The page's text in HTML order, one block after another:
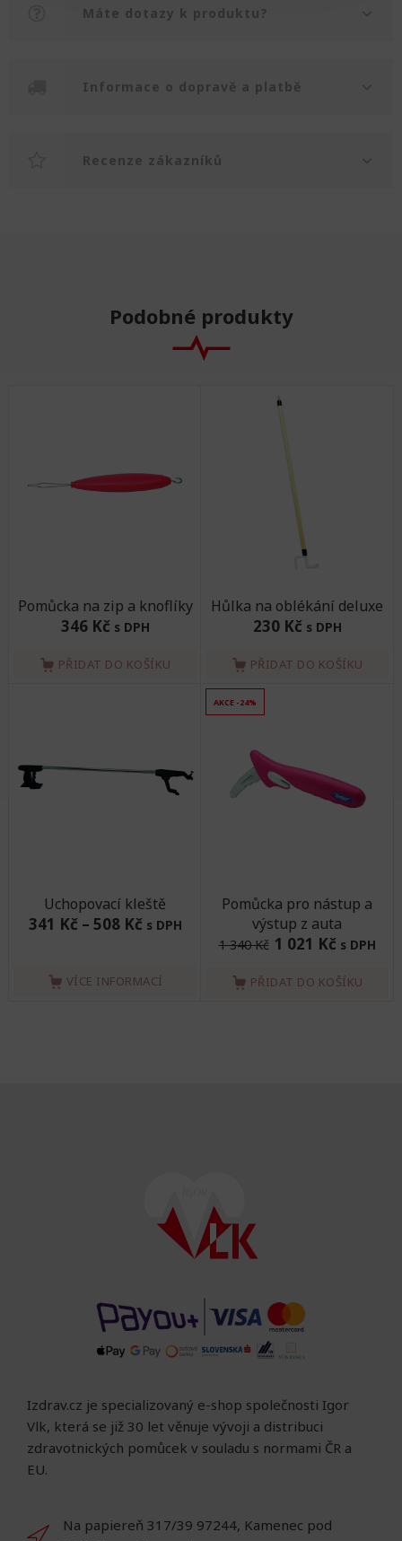
Máte dotazy k produktu?
Informace o dopravě a platbě
Recenze zákazníků
Podobné produkty
Pomůcka na zip a knoflíky
346 Kč s DPH
PŘIDAT DO KOŠÍKU
Hůlka na oblékání deluxe
230 Kč s DPH
PŘIDAT DO KOŠÍKU
Uchopovací kleště
341 Kč– 508 Kč s DPH
VÍCE INFORMACÍ
AKCE -24%
Pomůcka pro nástup a
výstup z auta
1 340 Kč 1 021 Kč s DPH
PŘIDAT DO KOŠÍKU
Izdrav.cz je specializovaný e-shop společnosti Igor
Vlk, která se již 30 let věnuje vývoji a distribuci
zdravotnických pomůcek v souladu s normami ČR a
EU.
Na papiereň 317/39 97244, Kamenec pod